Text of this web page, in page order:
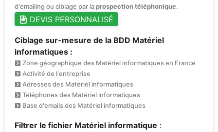
d'emailing ou ciblage par laprospection téléphonique.
DEVIS PERSONNALISÉ
Ciblage sur-mesure de la BDD Matériel
informatiques :
Zone géographique des Matériel informatiques en France
Activité de l'entreprise
Adresses des Matériel informatiques
Téléphones des Matériel informatiques
Base d'emails des Matériel informatiques
Filtrer le fichier Matériel informatique :